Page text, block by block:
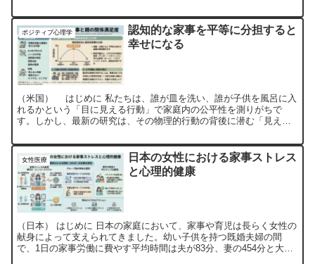
ポジティブ心理学
認知的な家事を平等に分担すると
幸せになる
（米国） はじめに 私たちは、誰が皿を洗い、誰が子供を風呂に入
れるかという「目に見える行動」で家庭内の公平性を測りがちで
す。しかし、最新の研究は、その物理的行動の背後に潜む「見えな
女性医療
日本の女性における家事ストレス
と心理的健康
（日本） はじめに 日本の家庭において、家事や育児は長らく女性の
献身によって支えられてきました。幼い子供を持つ既婚夫婦の間
で、1日の家事労働に費やす平均時間は夫が83分、妻の454分と大き